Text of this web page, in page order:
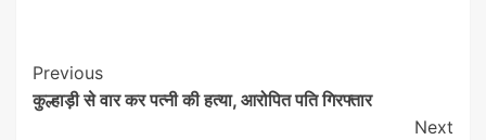
Post
Navigation
Previous
कुल्हाड़ी से वार कर पत्नी की हत्या, आरोपित पति गिरफ्तार
Next